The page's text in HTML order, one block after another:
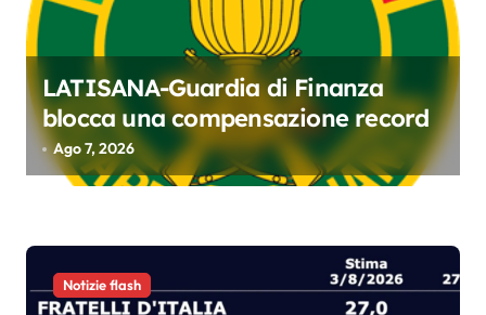
a
r
t
c
l
i
LATISANA-Guardia di Finanza
blocca una compensazione record
Ago 7, 2026
Notizie flash